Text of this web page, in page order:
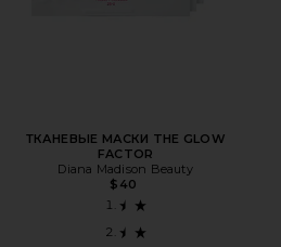
ТКАНЕВЫЕ МАСКИ THE GLOW
FACTOR
Diana Madison Beauty
$40